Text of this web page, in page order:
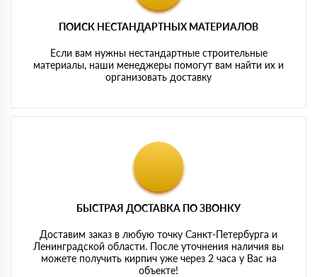
ПОИСК НЕСТАНДАРТНЫХ МАТЕРИАЛОВ
Если вам нужны нестандартные строительные
материалы, наши менеджеры помогут вам найти их и
организовать доставку
БЫСТРАЯ ДОСТАВКА ПО ЗВОНКУ
Доставим заказ в любую точку Санкт-Петербурга и
Ленинградской области. После уточнения наличия вы
можете получить кирпич уже через 2 часа у Вас на
объекте!